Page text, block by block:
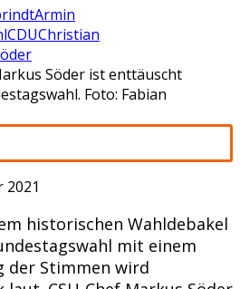
Armin
CDUChristian
Söder ist enttäuscht
Foto: Fabian
2021
historischen Wahldebakel
mit einem
der Stimmen wird